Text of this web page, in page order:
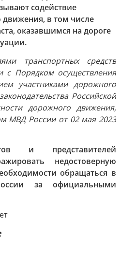
содействие
в том числе
оказавшимся на дороге
транспортных средств
с Порядком осуществления
участниками дорожного
Российской
дорожного движения,
МВД России от 02 мая 2023
и представителей
недостоверную
обращаться в
за официальными